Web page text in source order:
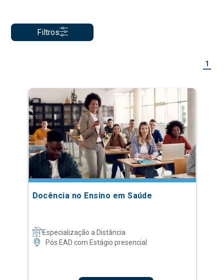
Filtros
1
Docência no Ensino em Saúde
Especialização a Distância
Pós EAD com Estágio presencial